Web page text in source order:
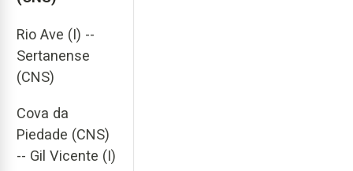
Rio Ave (I) --
Sertanense
(CNS)
Cova da
Piedade (CNS)
-- Gil Vicente (I)